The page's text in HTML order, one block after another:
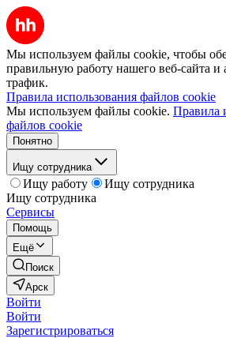
Мы используем файлы cookie, чтобы
правильную работу нашего веб-сайта и
трафик.
Правила использования файлов cookie
Мы используем файлы cookie. Правила
файлов cookie
Понятно
Ищу сотрудника
Ищу работу
Ищу сотрудника
Ищу сотрудника
Сервисы
Помощь
Ещё
Поиск
Арск
Войти
Войти
Зарегистрироваться